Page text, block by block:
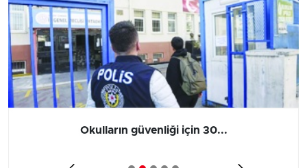
Okulların güvenliği için 30...